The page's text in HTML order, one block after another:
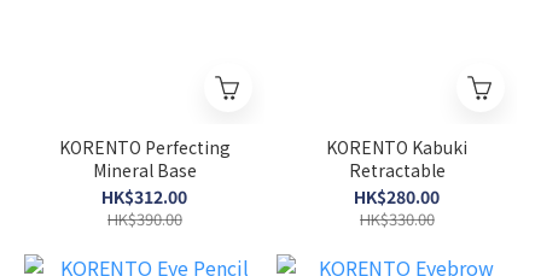
KORENTO Perfecting
Mineral Base
HK$312.00
HK$390.00
KORENTO Kabuki
Retractable
HK$280.00
HK$330.00